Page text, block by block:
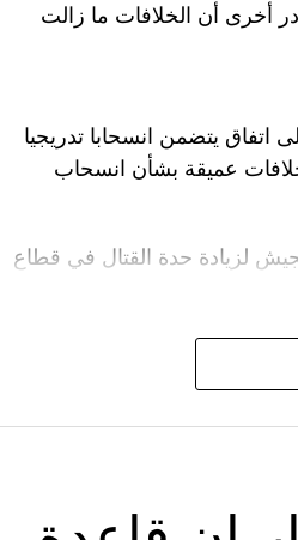
أخرى أن الخلافات ما زالت
اتفاق يتضمن انسحابا تدريجيا
عميقة بشأن انسحاب
لزيادة حدة القتال في قطاع
وزير الخارجية الأميركية،
بقدرتها على العودة إلى
إلى إسرائيل في جولة هي